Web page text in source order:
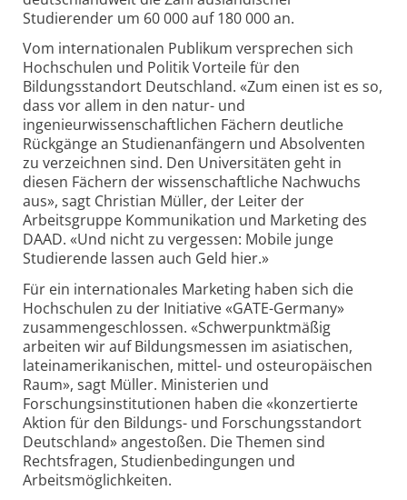
Studierender um 60 000 auf 180 000 an.
Vom internationalen Publikum versprechen sich
Hochschulen und Politik Vorteile für den
Bildungsstandort Deutschland. «Zum einen ist es so,
dass vor allem in den natur- und
ingenieurwissenschaftlichen Fächern deutliche
Rückgänge an Studienanfängern und Absolventen
zu verzeichnen sind. Den Universitäten geht in
diesen Fächern der wissenschaftliche Nachwuchs
aus», sagt Christian Müller, der Leiter der
Arbeitsgruppe Kommunikation und Marketing des
DAAD. «Und nicht zu vergessen: Mobile junge
Studierende lassen auch Geld hier.»
Für ein internationales Marketing haben sich die
Hochschulen zu der Initiative «GATE-Germany»
zusammengeschlossen. «Schwerpunktmäßig
arbeiten wir auf Bildungsmessen im asiatischen,
lateinamerikanischen, mittel- und osteuropäischen
Raum», sagt Müller. Ministerien und
Forschungsinstitutionen haben die «konzertierte
Aktion für den Bildungs- und Forschungsstandort
Deutschland» angestoßen. Die Themen sind
Rechtsfragen, Studienbedingungen und
Arbeitsmöglichkeiten.